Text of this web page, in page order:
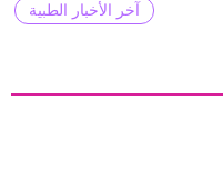
آخر الأخبار الطبية